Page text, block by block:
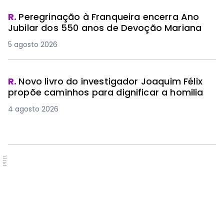
R. Peregrinação à Franqueira encerra Ano
Jubilar dos 550 anos de Devoção Mariana
5 agosto 2026
R. Novo livro do investigador Joaquim Félix
propõe caminhos para dignificar a homilia
4 agosto 2026
PUB.